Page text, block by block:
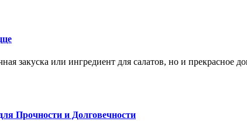
закуска или ингредиент для салатов, но и прекрасное
Прочности и Долговечности